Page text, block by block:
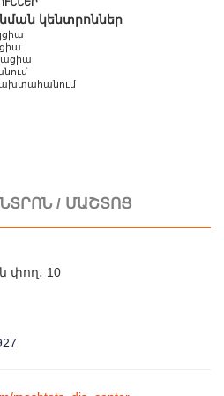
կենտրոններ
ախտահանում
/ ՄԱՇՏՈՑ
փող․ 10